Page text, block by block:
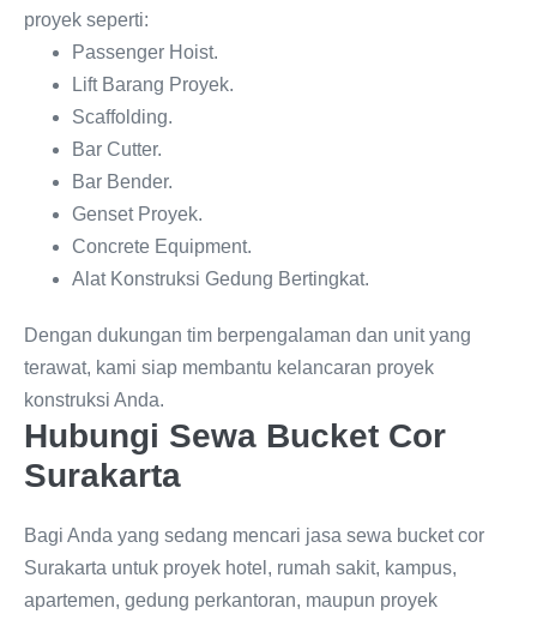
proyek seperti:
Passenger Hoist.
Lift Barang Proyek.
Scaffolding.
Bar Cutter.
Bar Bender.
Genset Proyek.
Concrete Equipment.
Alat Konstruksi Gedung Bertingkat.
Dengan dukungan tim berpengalaman dan unit yang
terawat, kami siap membantu kelancaran proyek
konstruksi Anda.
Hubungi Sewa Bucket Cor
Surakarta
Bagi Anda yang sedang mencari jasa sewa bucket cor
Surakarta untuk proyek hotel, rumah sakit, kampus,
apartemen, gedung perkantoran, maupun proyek